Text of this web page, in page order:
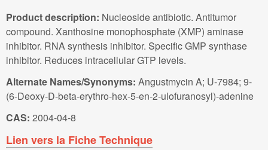
Product description: Nucleoside antibiotic. Antitumor
compound. Xanthosine monophosphate (XMP) aminase
inhibitor. RNA synthesis inhibitor. Specific GMP synthase
inhibitor. Reduces intracellular GTP levels.
Alternate Names/Synonyms: Angustmycin A; U-7984; 9-
(6-Deoxy-D-beta-erythro-hex-5-en-2-ulofuranosyl)-adenine
CAS: 2004-04-8
Lien vers la Fiche Technique